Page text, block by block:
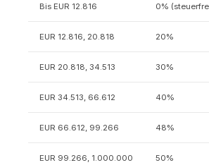
Bis EUR 12.816 0%
EUR 12.816, 20.818 20%
EUR 20.818, 34.513 30%
EUR 34.513, 66.612 40%
EUR 66.612, 99.266 48%
EUR 99.266, 1.000.000 50%